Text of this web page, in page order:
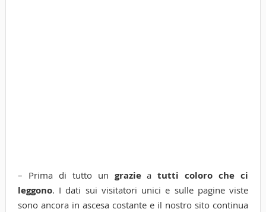
– Prima di tutto un grazieatutti coloro che ci
leggono. I dati sui visitatori unici e sulle pagine viste
sono ancora in ascesa costante e il nostro sito continua